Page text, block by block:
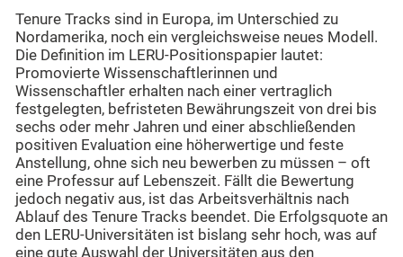
Tenure Tracks sind in Europa, im Unterschied zu
Nordamerika, noch ein vergleichsweise neues Modell.
Die Definition im LERU-Positionspapier lautet:
Promovierte Wissenschaftlerinnen und
Wissenschaftler erhalten nach einer vertraglich
festgelegten, befristeten Bewährungszeit von drei bis
sechs oder mehr Jahren und einer abschließenden
positiven Evaluation eine höherwertige und feste
Anstellung, ohne sich neu bewerben zu müssen – oft
eine Professur auf Lebenszeit. Fällt die Bewertung
jedoch negativ aus, ist das Arbeitsverhältnis nach
Ablauf des Tenure Tracks beendet. Die Erfolgsquote an
den LERU-Universitäten ist bislang sehr hoch, was auf
eine gute Auswahl der Universitäten aus den